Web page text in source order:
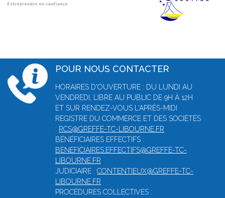
POUR NOUS CONTACTER
HORAIRES D'OUVERTURE : DU LUNDI AU
VENDREDI, LIBRE AU PUBLIC DE 9H À 12H
ET SUR RENDEZ-VOUS L'APRÈS-MIDI
REGISTRE DU COMMERCE ET DES SOCIÉTÉS
: RCS@GREFFE-TC-LIBOURNE.FR
BÉNÉFICIAIRES EFFECTIFS :
BENEFICIAIRES.EFFECTIFS@GREFFE-TC-
LIBOURNE.FR
JUDICIAIRE : CONTENTIEUX@GREFFE-TC-
LIBOURNE.FR
PROCÉDURES COLLECTIVES :